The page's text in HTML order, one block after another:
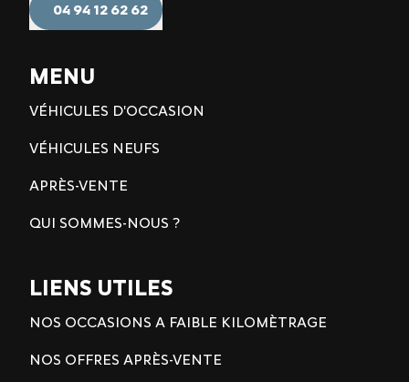
04 94 12 62 62
MENU
VÉHICULES D'OCCASION
VÉHICULES NEUFS
APRÈS-VENTE
QUI SOMMES-NOUS ?
LIENS UTILES
NOS OCCASIONS A FAIBLE KILOMÈTRAGE
NOS OFFRES APRÈS-VENTE